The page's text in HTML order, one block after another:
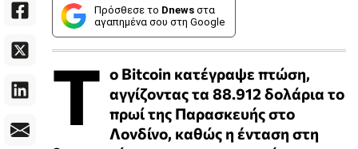
Πρόσθεσε το Dnews στα
αγαπημένα σου στη Google
Τ ο Bitcoin κατέγραψε πτώση,
αγγίζοντας τα 88.912 δολάρια το
πρωί της Παρασκευής στο
Λονδίνο, καθώς η ένταση στη